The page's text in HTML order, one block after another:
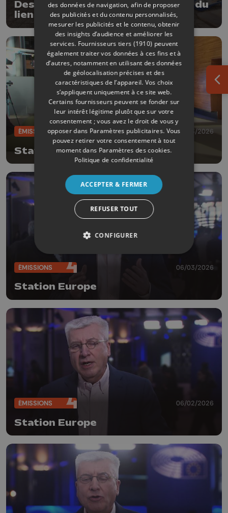
Des boîtes à papote pour recréer du
lien à Remicourt
ÉMISSIONS 16/03/2026
Station Europe
ÉMISSIONS 06/03/2026
Station Europe
ÉMISSIONS 06/02/2026
Station Europe
des données de navigation, afin de proposer
des publicités et du contenu personnalisés,
mesurer les publicités et le contenu, obtenir
des insights d’audience et améliorer les
services. Fournisseurs tiers (1910) peuvent
également traiter vos données à ces fins et à
d’autres, notamment en utilisant des données
de géolocalisation précises et des
caractéristiques de l’appareil. Vos choix
s’appliquent uniquement à ce site web.
Certains fournisseurs peuvent se fonder sur
leur intérêt légitime plutôt que sur votre
consentement ; vous avez le droit de vous y
opposer dans Paramètres publicitaires. Vous
pouvez retirer votre consentement à tout
moment dans Paramètres des cookies.
Politique de confidentialité
ACCEPTER & FERMER
REFUSER TOUT
CONFIGURER